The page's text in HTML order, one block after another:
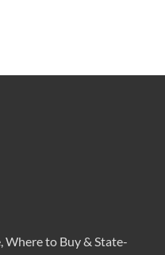
Where to Buy & State-